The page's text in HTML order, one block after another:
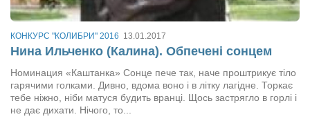
КОНКУРС "КОЛИБРИ" 2016 13.01.2017
Нина Ильченко (Калина). Обпечені сонцем
Номинация «Каштанка» Сонце пече так, наче проштрикує тіло
гарячими голками. Дивно, вдома воно і в літку лагідне. Торкає
тебе ніжно, ніби матуся будить вранці. Щось застрягло в горлі і
не дає дихати. Нічого, то...